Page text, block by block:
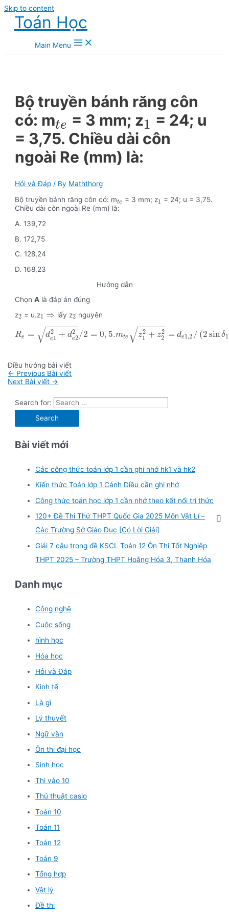
Skip to content
Toán Học
Main Menu
Bộ truyền bánh răng côn
có: mte = 3 mm; z1 = 24; u
= 3,75. Chiều dài côn
ngoài Re (mm) là:
Hỏi và Đáp / By Maththorg
Bộ truyền bánh răng côn có: mte = 3 mm; z1 = 24; u = 3,75.
Chiều dài côn ngoài Re (mm) là:
A. 139,72
B. 172,75
C. 128,24
D. 168,23
Hướng dẫn
ChọnA là đáp án đúng
z2 = u.z1 ⇒ lấy z2 nguyên
Re = d2
e1 + d2
e2
− −
−−−−−
√ /2 = 0, 5.mte z2
1
+ z2
2
− −
−−−−
√ = de1,2 / (2sinδ1
Điều hướng bài viết
← Previous Bài viết
Next Bài viết →
Search for:
Bài viết mới
Các công thức toán lớp 1 cần ghi nhớ hk1 và hk2
Kiến thức Toán lớp 1 Cánh Diều cần ghi nhớ
Công thức toán học lớp 1 cần nhớ theo kết nối tri thức
120+ Đề Thi Thử THPT Quốc Gia 2025 Môn Vật Lí –
Các Trường Sở Giáo Dục [Có Lời Giải]
Giải 7 câu trong đề KSCL Toán 12 Ôn Thi Tốt Nghiệp
THPT 2025 – Trường THPT Hoằng Hóa 3, Thanh Hóa
Danh mục
Công nghệ
Cuộc sống
hình học
Hóa học
Hỏi và Đáp
Kinh tế
Là gì
Lý thuyết
Ngữ văn
Ôn thi đại học
Sinh học
Thi vào 10
Thủ thuật casio
Toán 10
Toán 11
Toán 12
Toán 9
Tổng hợp
Vật lý
Đề thi